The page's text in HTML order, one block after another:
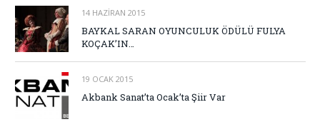
14 HAZIRAN 2015
BAYKAL SARAN OYUNCULUK ÖDÜLÜ FULYA
KOÇAK’IN…
19 OCAK 2015
Akbank Sanat’ta Ocak’ta Şiir Var